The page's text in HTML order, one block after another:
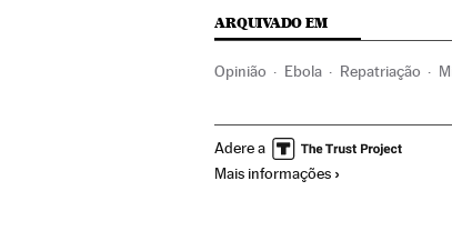
ARQUIVADO EM
Opinião Ebola Repatriação
Sociedade Relações exteriores
Adere a
Mais informações